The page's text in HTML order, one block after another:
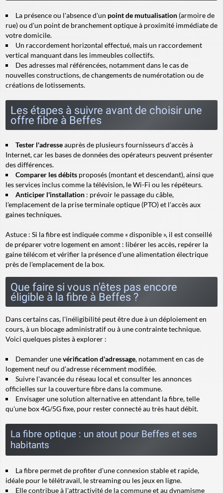
La présence ou l'absence d'un point de mutualisation (armoire de
rue) ou d'un point de branchement optique à proximité immédiate de
votre domicile.
Un raccordement horizontal effectué, mais un raccordement
vertical manquant dans les immeubles collectifs.
Des adresses mal référencées, notamment dans le cas de
nouvelles constructions, de changements de numérotation ou de
créations de lotissements.
Les étapes à suivre avant de choisir une
offre fibre à Beffes
Tester l'adresseauprès de plusieurs fournisseurs d'accès à
Internet, car les bases de données des opérateurs peuvent présenter
des différences.
Comparer les débits proposés (montant et descendant), ainsi que
les services inclus comme la télévision, le Wi-Fi ou les répéteurs.
Anticiper l'installation : prévoir le passage du câble,
l'emplacement de la prise terminale optique (PTO) et l'accès aux
gaines techniques.
Astuce : Si la fibre est indiquée comme « disponible », il est conseillé
de préparer votre logement en amont : libérer les accès, repérer la
gaine télécom et vérifier la présence d'une alimentation électrique
près de l'emplacement de la box.
Que faire si vous n'êtes pas encore
éligible à la fibre à Beffes ?
Dans certains cas, l'inéligibilité peut être due à un déploiement en
cours, à un blocage administratif ou à une contrainte technique.
Voici quelques pistes à explorer :
Demander unevérification d'adressage, notamment en cas de
logement neuf ou d'adresse récemment modifiée.
Suivre l'avancée du réseau local et consulter les annonces
officielles sur la couverture fibre dans la commune.
Envisager une solution alternative en attendant la fibre, telle
qu'une box 4G/5G fixe, pour rester connecté au très haut débit.
La fibre optique : un atout pour Beffes et ses
habitants
La fibre permet de profiter d'une connexion stable et rapide,
idéale pour le télétravail, le streaming ou les jeux en ligne.
Elle contribue à l'attractivité de la commune et au dynamisme